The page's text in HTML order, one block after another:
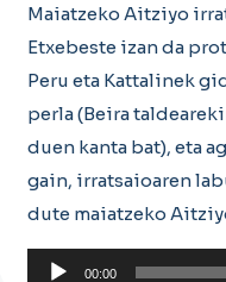
Maiatzeko Aitziyo
Etxebeste izan da
Peru eta Kattalinek
perla (Beira
duen kanta bat), eta
gain, irratsaioaren
dute maiatzeko
Soinu
00:00